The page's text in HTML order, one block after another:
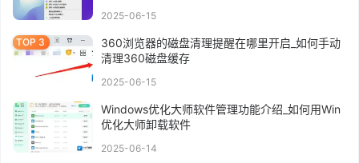
2025-06-15
360浏览器的磁盘清理提醒在哪里开启_如何手动
清理360磁盘缓存
2025-06-15
Windows优化大师软件管理功能介绍_如何用Win
优化大师卸载软件
2025-06-14